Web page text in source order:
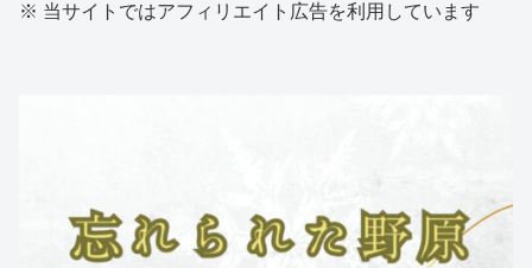
※ 当サイトではアフィリエイト広告を利用しています